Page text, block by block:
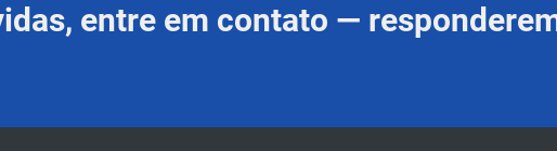
entre em contato —